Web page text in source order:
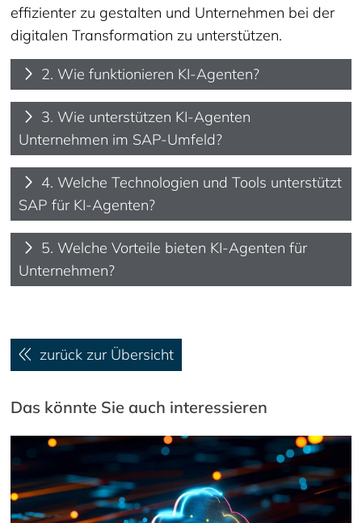
effizienter zu gestalten und Unternehmen bei der
digitalen Transformation zu unterstützen.
2. Wie funktionieren KI-Agenten?
3. Wie unterstützen KI-Agenten
Unternehmen im SAP-Umfeld?
4. Welche Technologien und Tools unterstützt
SAP für KI-Agenten?
5. Welche Vorteile bieten KI-Agenten für
Unternehmen?
zurück zur Übersicht
Das könnte Sie auch interessieren